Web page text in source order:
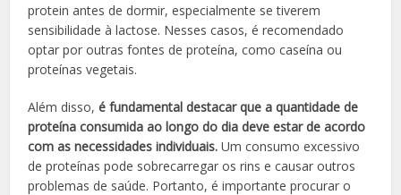
protein antes de dormir, especialmente se tiverem
sensibilidade à lactose. Nesses casos, é recomendado
optar por outras fontes de proteína, como caseína ou
proteínas vegetais.
Além disso,é fundamental destacar que a quantidade de
proteína consumida ao longo do dia deve estar de acordo
com as necessidades individuais. Um consumo excessivo
de proteínas pode sobrecarregar os rins e causar outros
problemas de saúde. Portanto, é importante procurar o